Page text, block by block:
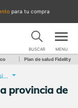
para tu compra
BUSCAR MENU
Plan de salud Fidelity
Análisis de orina completo
provincia de